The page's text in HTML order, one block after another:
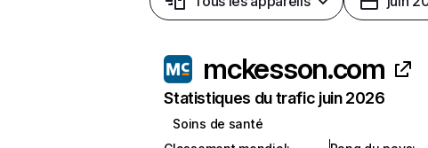
mckesson.com
Statistiques du trafic juin 2026
Soins de santé